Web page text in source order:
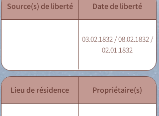
Source(s) de liberté Date de liberté
03.02.1832 / 08.02.1832 /
02.01.1832
Lieu de résidence Propriétaire(s)